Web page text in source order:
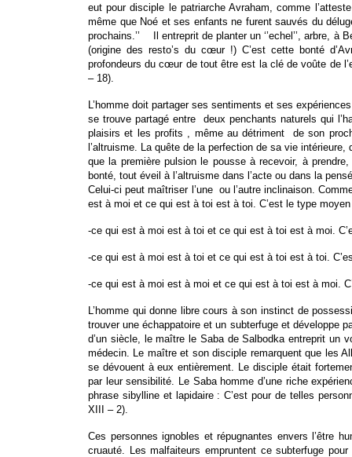
eut pour disciple le patriarche Avraham, comme
même que Noé et ses enfants ne furent sauvés du
prochains.’’ Il entreprit de planter un ‘’echel’’, arbre, à
(origine des resto’s du cœur !) C’est cette bonté
profondeurs du cœur de tout être est la clé de voûte de
– 18).
L’homme doit partager ses sentiments et ses
se trouve partagé entre deux penchants naturels qui
plaisirs et les profits , même au détriment de son
l’altruisme. La quête de la perfection de sa vie
que la première pulsion le pousse à recevoir, à
bonté, tout éveil à l’altruisme dans l’acte ou dans la
Celui-ci peut maîtriser l’une ou l’autre inclinaison.
est à moi et ce qui est à toi est à toi. C’est le type
-ce qui est à moi est à toi et ce qui est à toi est à moi.
-ce qui est à moi est à toi et ce qui est à toi est à toi.
-ce qui est à moi est à moi et ce qui est à toi est à moi.
L’homme qui donne libre cours à son instinct de
trouver une échappatoire et un subterfuge et développe
d’un siècle, le maître le Saba de Salbodka entreprit un
médecin. Le maître et son disciple remarquent que les
se dévouent à eux entièrement. Le disciple était
par leur sensibilité. Le Saba homme d’une riche
phrase sibylline et lapidaire : C’est pour de telles
XIII – 2).
Ces personnes ignobles et répugnantes envers l’être
cruauté. Les malfaiteurs empruntent ce subterfuge